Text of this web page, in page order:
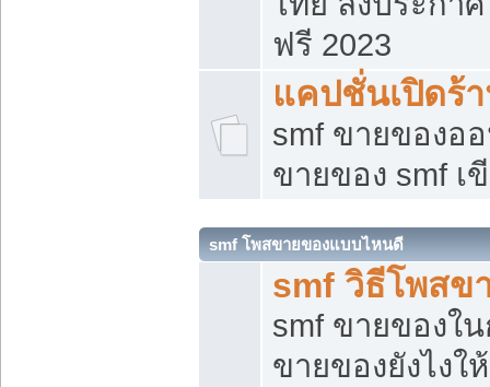
ฟรี 2023
แคปชั่นเปิดร้
smf ขายของอ
ขายของ smf เ
smf โพสขายของแบบไหนดี
smf วิธีโพสข
smf ขายของใ
ขายของยังไง